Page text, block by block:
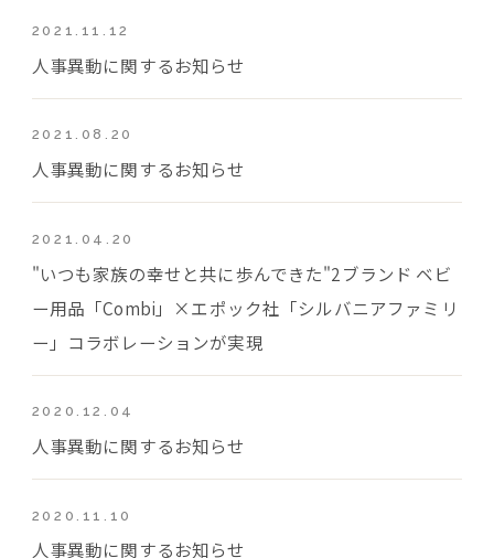
2021.11.12
人事異動に関するお知らせ
2021.08.20
人事異動に関するお知らせ
2021.04.20
"いつも家族の幸せと共に歩んできた"2ブランド ベビ
ー用品「Combi」×エポック社「シルバニアファミリ
ー」コラボレーションが実現
2020.12.04
人事異動に関するお知らせ
2020.11.10
人事異動に関するお知らせ